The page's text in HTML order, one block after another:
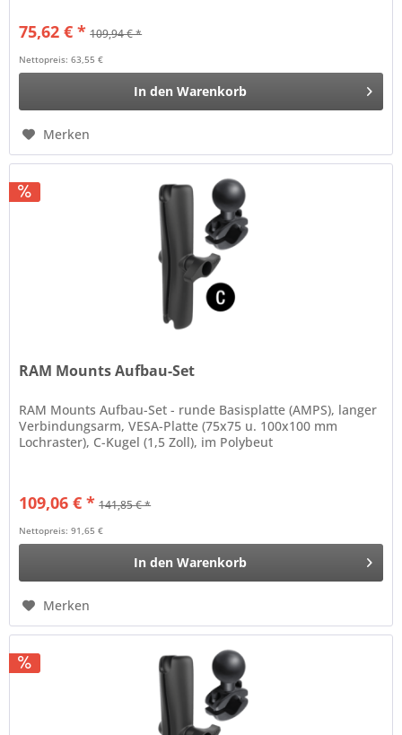
75,62 € * 109,94 € *
Nettopreis: 63,55 €
In den Warenkorb
Merken
RAM Mounts Aufbau-Set
RAM Mounts Aufbau-Set - runde Basisplatte (AMPS), langer
Verbindungsarm, VESA-Platte (75x75 u. 100x100 mm
Lochraster), C-Kugel (1,5 Zoll), im Polybeut
109,06 € * 141,85 € *
Nettopreis: 91,65 €
In den Warenkorb
Merken